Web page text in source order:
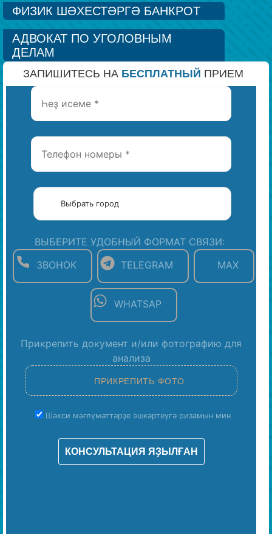
ФИЗИК ШӘХЕСТӘРГӘ БАНКРОТ
АДВОКАТ ПО УГОЛОВНЫМ
ДЕЛАМ
ЗАПИШИТЕСЬ НА БЕСПЛАТНЫЙ ПРИЕМ
ВЫБЕРИТЕ УДОБНЫЙ ФОРМАТ СВЯЗИ:
ЗВОНОК
TELEGRAM MAX
WHATSAP
Прикрепить документ и/или фотографию для
анализа
Шәхси мәғлүмәттәрҙе эшкәртеүгә ризамын мин